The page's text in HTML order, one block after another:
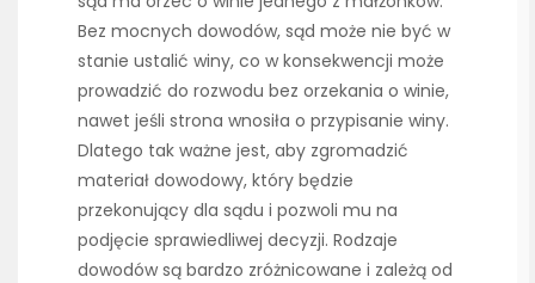
Bez mocnych dowodów, sąd może nie być w
stanie ustalić winy, co w konsekwencji może
prowadzić do rozwodu bez orzekania o winie,
nawet jeśli strona wnosiła o przypisanie winy.
Dlatego tak ważne jest, aby zgromadzić
materiał dowodowy, który będzie
przekonujący dla sądu i pozwoli mu na
podjęcie sprawiedliwej decyzji. Rodzaje
dowodów są bardzo zróżnicowane i zależą od